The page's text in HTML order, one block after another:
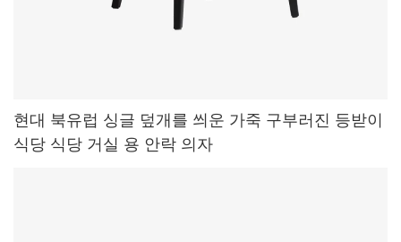
현대 북유럽 싱글 덮개를 씌운 가죽 구부러진 등받이
식당 식당 거실 용 안락 의자